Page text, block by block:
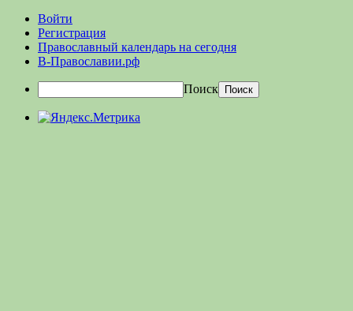
Войти
Регистрация
Православный календарь на сегодня
В-Православии.рф
Поиск